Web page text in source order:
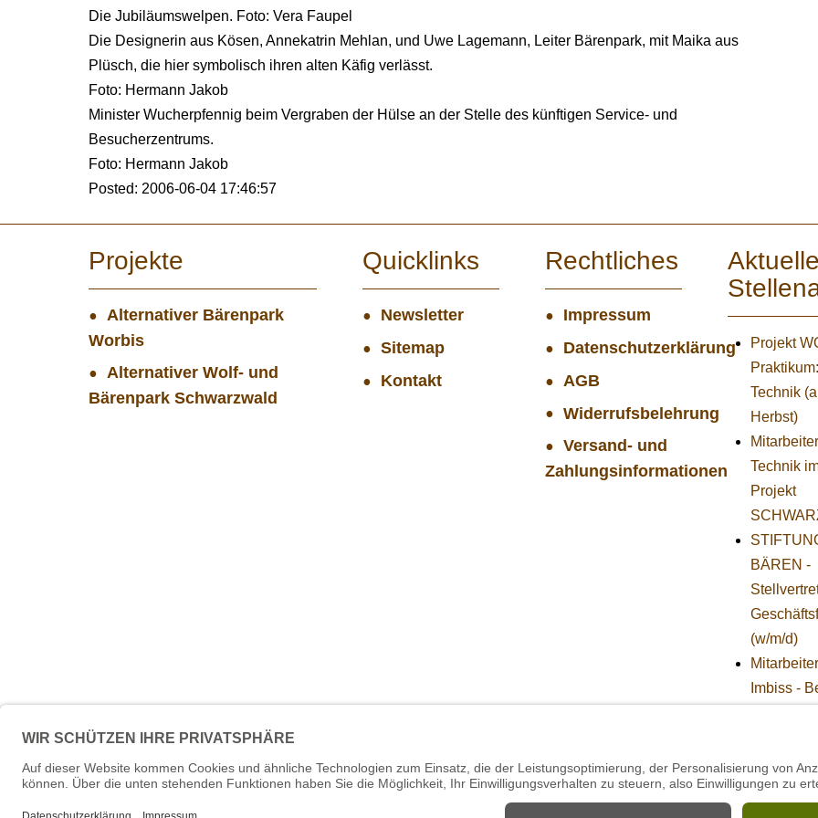
Die Jubiläumswelpen. Foto: Vera Faupel
Die Designerin aus Kösen, Annekatrin Mehlan, und Uwe Lagemann, Leiter Bärenpark, mit Maika aus
Plüsch, die hier symbolisch ihren alten Käfig verlässt.
Foto: Hermann Jakob
Minister Wucherpfennig beim Vergraben der Hülse an der Stelle des künftigen Service- und
Besucherzentrums.
Foto: Hermann Jakob
Posted: 2006-06-04 17:46:57
Projekte
Alternativer Bärenpark
Worbis
Alternativer Wolf- und
Bärenpark Schwarzwald
Quicklinks
Newsletter
Sitemap
Kontakt
Rechtliches
Impressum
Datenschutzerklärung
AGB
Widerrufsbelehrung
Versand- und
Zahlungsinformationen
Aktuelle
Projekt
Praktikum:
Technik
Herbst)
Technik
Projekt
BÄREN -
(w/m/d)
Imbiss -
Projekt